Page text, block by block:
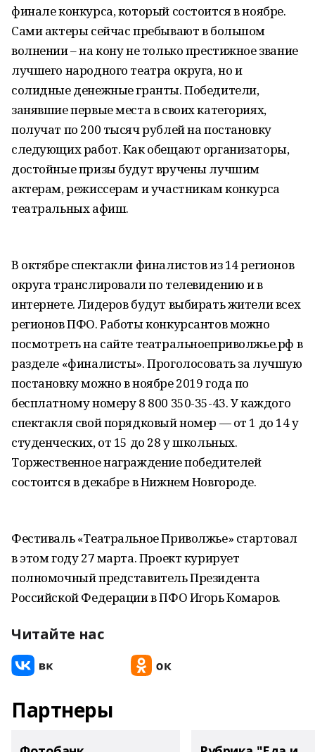
финале конкурса, который состоится в ноябре.
Сами актеры сейчас пребывают в большом
волнении – на кону не только престижное звание
лучшего народного театра округа, но и
солидные денежные гранты. Победители,
занявшие первые места в своих категориях,
получат по 200 тысяч рублей на постановку
следующих работ. Как обещают организаторы,
достойные призы будут вручены лучшим
актерам, режиссерам и участникам конкурса
театральных афиш.
В октябре спектакли финалистов из 14 регионов
округа транслировали по телевидению и в
интернете. Лидеров будут выбирать жители всех
регионов ПФО. Работы конкурсантов можно
посмотреть на сайте театральноеприволжье.рф в
разделе «финалисты». Проголосовать за лучшую
постановку можно в ноябре 2019 года по
бесплатному номеру 8 800 350-35-43. У каждого
спектакля свой порядковый номер — от 1 до 14 у
студенческих, от 15 до 28 у школьных.
Торжественное награждение победителей
состоится в декабре в Нижнем Новгороде.
Фестиваль «Театральное Приволжье» стартовал
в этом году 27 марта. Проект курирует
полномочный представитель Президента
Российской Федерации в ПФО Игорь Комаров.
Читайте нас
Партнеры